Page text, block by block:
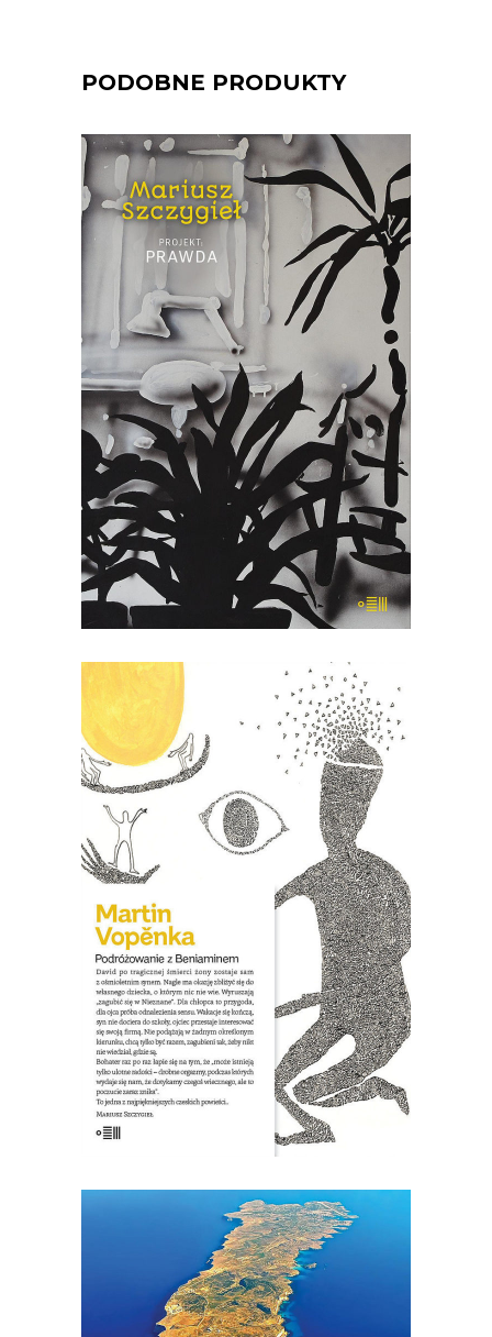
PODOBNE PRODUKTY
[EBOOK] Mariusz Szczygieł –
PROJEKT PRAWDA
„Projekt: prawda” to pozycja, jakiej na
polskim rynku wydawniczym jeszcze
nie było. Książka ta jest kolażem, na
który składają się miniatury Mariusza
Szczygła z własnego i cudzego życia
oraz powieść z 1959 roku „Portret z
pamięci” zapomnianego dziś pisarza,
Stanisława […]
44.00 22.00 zł
KSIĄŻKA DO KOSZYKA
[EBOOK] Martin Vopěnka –
PODRÓŻOWANIE Z
BENJAMINEM
David, dobrze sytuowany mężczyzna,
po tragicznej śmierci żony zostaje sam
z ośmioletnim synem. Nagle jest wolny,
czuje, że nic go już nie trzyma w Pradze
i wreszcie ma okazję zbliżyć się do
własnego dziecka, o którym nic nie wie.
Dlatego […]
40.00zł 20.00zł
KSIĄŻKA DO KOSZYKA
[EBOOK] Jarosław Mikołajewski –
WIELKI PRZYPŁYW
Lampedusa. Włoska wyspa, choć bliżej